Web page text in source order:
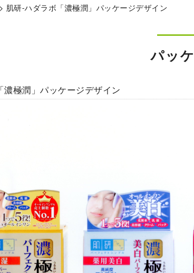
> 肌研-ハダラボ「濃極潤」パッケージデザイン
パッ
濃極潤」パッケージデザイン